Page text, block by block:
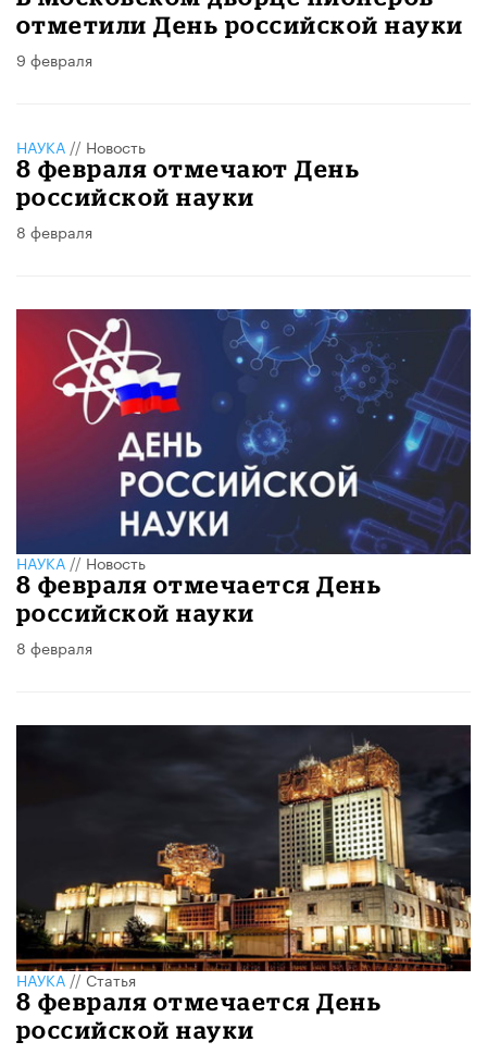
отметили День российской науки
9 февраля
НАУКА // Новость
8 февраля отмечают День
российской науки
8 февраля
НАУКА//Новость
8 февраля отмечается День
российской науки
8 февраля
НАУКА//Статья
8 февраля отмечается День
российской науки